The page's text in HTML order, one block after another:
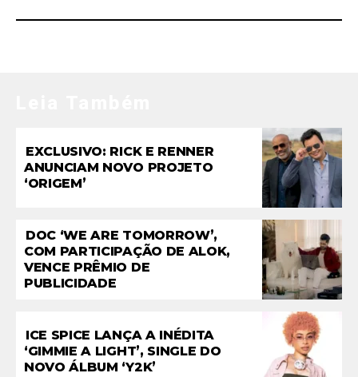
EXCLUSIVO: RICK E RENNER
ANUNCIAM NOVO PROJETO
‘ORIGEM’
DOC ‘WE ARE TOMORROW’,
COM PARTICIPAÇÃO DE ALOK,
VENCE PRÊMIO DE
PUBLICIDADE
ICE SPICE LANÇA A INÉDITA
‘GIMMIE A LIGHT’, SINGLE DO
NOVO ÁLBUM ‘Y2K’